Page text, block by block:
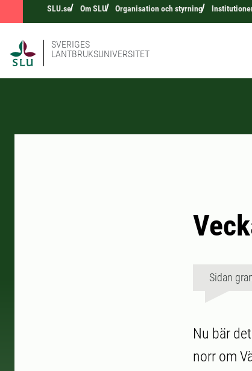
SLU.se Om SLU Organisation och styrning
SVERIGES
LANTBRUKSUNIVERSITET
Sidan
Nu bär
norr om